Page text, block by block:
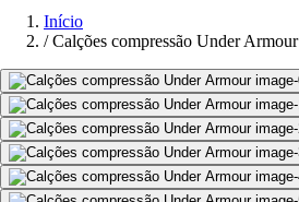
Início
/ Calções compressão Under Armour